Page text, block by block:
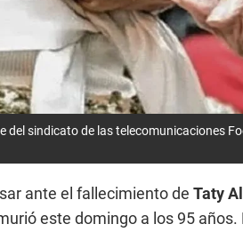
del sindicato de las telecomunicaciones
ante el fallecimiento de Taty
este domingo a los 95